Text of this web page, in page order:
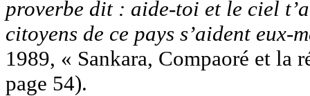
proverbe dit : aide-toi et le ciel
citoyens de ce pays s’aident eux-
1989, « Sankara, Compaoré et la
page 54).